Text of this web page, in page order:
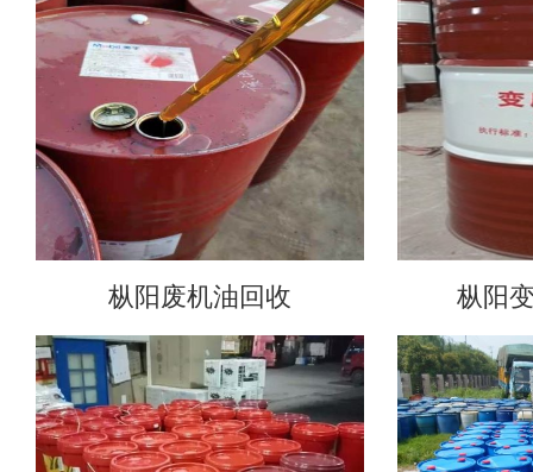
枞阳废机油回收 枞阳